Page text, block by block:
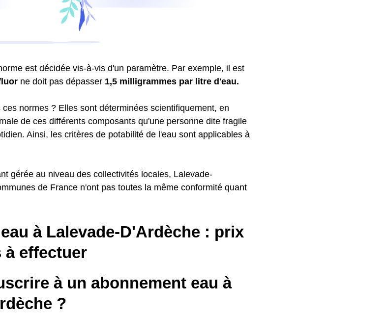
est décidée vis-à-vis d'un paramètre. Par exemple, il est
ne doit pas dépasser 1,5 milligrammes par litre d'eau.
normes ? Elles sont déterminées scientifiquement, en
de ces différents composants qu'une personne dite fragile
Ainsi, les critères de potabilité de l'eau sont applicables à
gérée au niveau des collectivités locales, Lalevade-
de France n'ont pas toutes la même conformité quant
à Lalevade-D'Ardèche : prix
à effectuer
à un abonnement eau à
?